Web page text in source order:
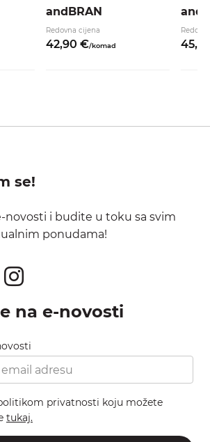
andBRAN
Redovna cijena
42,90 €/komad 45,
se!
novosti i budite u toku sa svim
ponudama!
na e-novosti
privatnosti koju možete
tukaj.